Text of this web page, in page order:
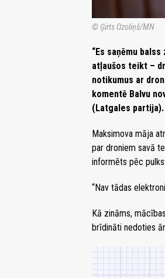
© Ģirts Ozoliņš/MN
“Es saņēmu
atļaušos teikt –
notikumus ar
komentē Balvu
(Latgales partija).
Maksimova māja
par droniem savā
informēts pēc
“Nav tādas
Kā zināms,
brīdināti nedoties